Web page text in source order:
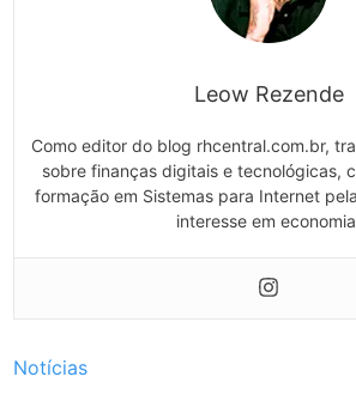
Leow Rezende
Como editor do blog rhcentral.com.br,
sobre finanças digitais e tecnológicas,
formação em Sistemas para Internet
interesse em
Notícias